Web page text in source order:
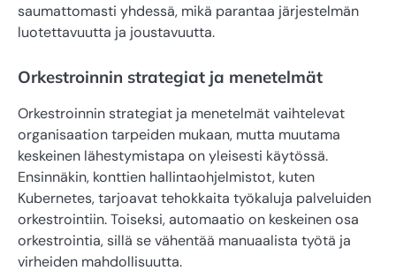
saumattomasti yhdessä, mikä parantaa järjestelmän
luotettavuutta ja joustavuutta.
Orkestroinnin strategiat ja menetelmät
Orkestroinnin strategiat ja menetelmät vaihtelevat
organisaation tarpeiden mukaan, mutta muutama
keskeinen lähestymistapa on yleisesti käytössä.
Ensinnäkin, konttien hallintaohjelmistot, kuten
Kubernetes, tarjoavat tehokkaita työkaluja palveluiden
orkestrointiin. Toiseksi, automaatio on keskeinen osa
orkestrointia, sillä se vähentää manuaalista työtä ja
virheiden mahdollisuutta.